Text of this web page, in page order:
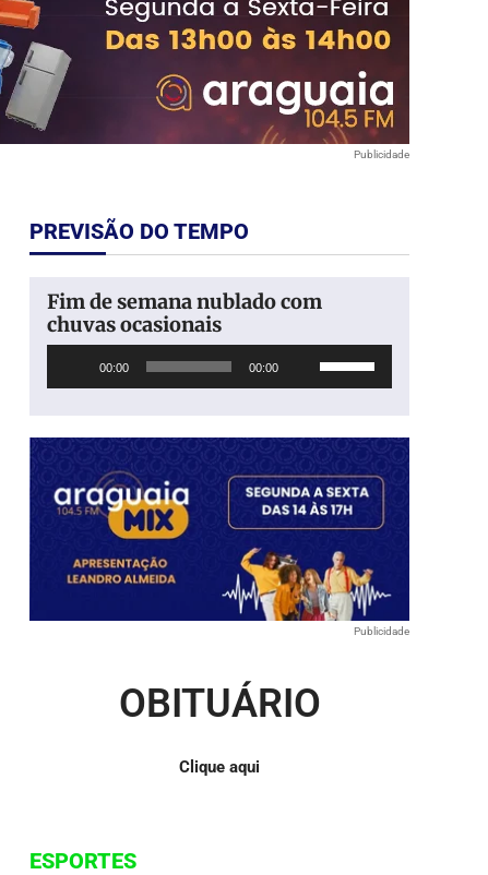
Publicidade
PREVISÃO DO TEMPO
Fim de semana nublado com
chuvas ocasionais
00:00 00:00
cima
ou
para
baixo
aumentar
ou
diminuir
Publicidade
OBITUÁRIO
Clique aqui
ESPORTES